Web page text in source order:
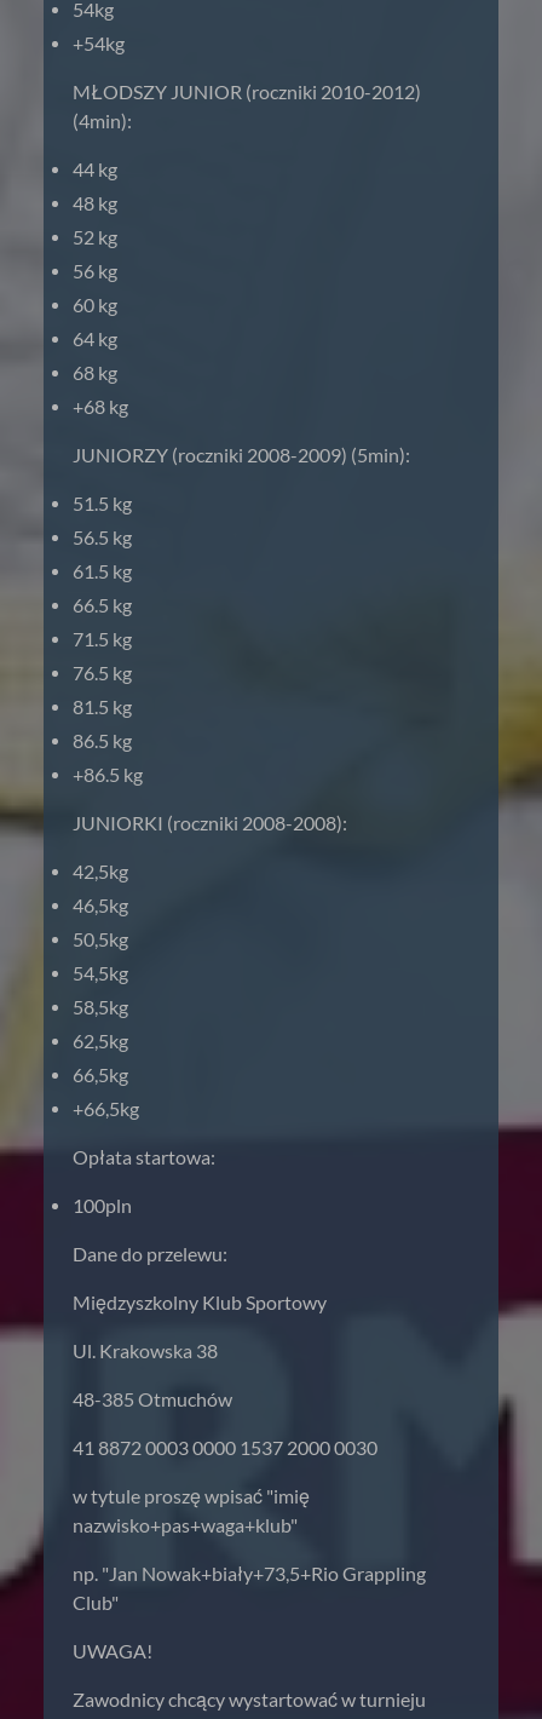
54kg
+54kg
MŁODSZY JUNIOR (roczniki 2010-2012)
(4min):
44 kg
48 kg
52 kg
56 kg
60 kg
64 kg
68 kg
+68 kg
JUNIORZY (roczniki 2008-2009) (5min):
51.5 kg
56.5 kg
61.5 kg
66.5 kg
71.5 kg
76.5 kg
81.5 kg
86.5 kg
+86.5 kg
JUNIORKI (roczniki 2008-2008):
42,5kg
46,5kg
50,5kg
54,5kg
58,5kg
62,5kg
66,5kg
+66,5kg
Opłata startowa:
100pln
Dane do przelewu:
Międzyszkolny Klub Sportowy
Ul. Krakowska 38
48-385 Otmuchów
41 8872 0003 0000 1537 2000 0030
w tytule proszę wpisać "imię
nazwisko+pas+waga+klub"
np. "Jan Nowak+biały+73,5+Rio Grappling
Club"
UWAGA!
Zawodnicy chcący wystartować w turnieju